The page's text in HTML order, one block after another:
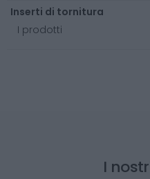
Inserti di tornitura
I prodotti
I